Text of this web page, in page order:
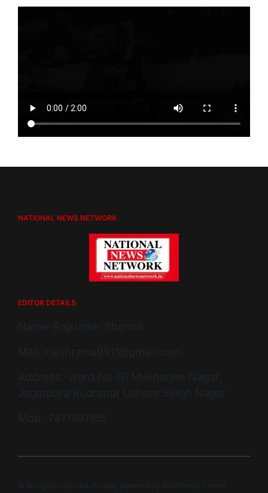
NATIONAL NEWS NETWORK
EDITOR DETAILS